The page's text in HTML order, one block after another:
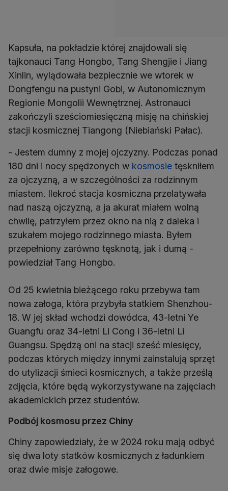
Kapsuła, na pokładzie której znajdowali się
tajkonauci Tang Hongbo, Tang Shengjie i Jiang
Xinlin, wylądowała bezpiecznie we wtorek w
Dongfengu na pustyni Gobi, w Autonomicznym
Regionie Mongolii Wewnętrznej. Astronauci
zakończyli sześciomiesięczną misję na chińskiej
stacji kosmicznej Tiangong (Niebiański Pałac).
- Jestem dumny z mojej ojczyzny. Podczas ponad
180 dni i nocy spędzonych w kosmosie tęskniłem
za ojczyzną, a w szczególności za rodzinnym
miastem. Ilekroć stacja kosmiczna przelatywała
nad naszą ojczyzną, a ja akurat miałem wolną
chwilę, patrzyłem przez okno na nią z daleka i
szukałem mojego rodzinnego miasta. Byłem
przepełniony zarówno tęsknotą, jak i dumą -
powiedział Tang Hongbo.
Od 25 kwietnia bieżącego roku przebywa tam
nowa załoga, która przybyła statkiem Shenzhou-
18. W jej skład wchodzi dowódca, 43-letni Ye
Guangfu oraz 34-letni Li Cong i 36-letni Li
Guangsu. Spędzą oni na stacji sześć miesięcy,
podczas których między innymi zainstalują sprzęt
do utylizacji śmieci kosmicznych, a także prześlą
zdjęcia, które będą wykorzystywane na zajęciach
akademickich przez studentów.
Podbój kosmosu przez Chiny
Chiny zapowiedziały, że w 2024 roku mają odbyć
się dwa loty statków kosmicznych z ładunkiem
oraz dwie misje załogowe.